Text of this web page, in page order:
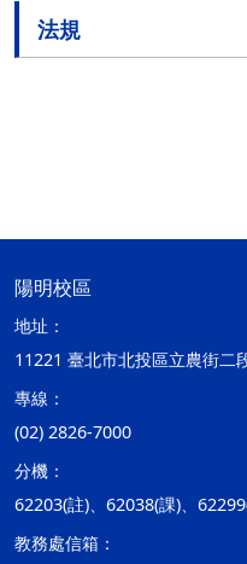
法規
陽明校區
地址：
11221 臺北市北投區立農街二
專線：
(02) 2826-7000
分機：
62203(註)、62038(課)、
教務處信箱：